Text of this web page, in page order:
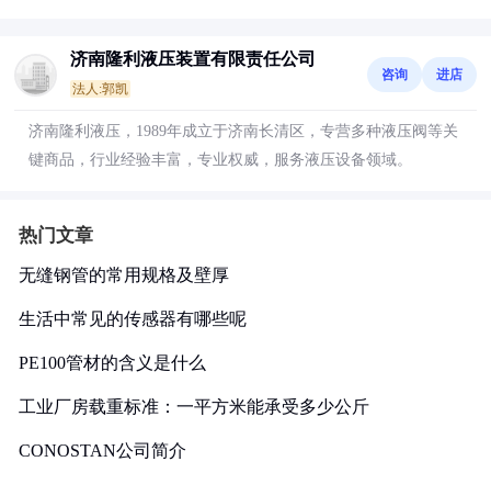
济南隆利液压装置有限责任公司
法人:郭凯
咨询 进店
济南隆利液压，1989年成立于济南长清区，专营多种液压阀等关
键商品，行业经验丰富，专业权威，服务液压设备领域。
热门文章
无缝钢管的常用规格及壁厚
生活中常见的传感器有哪些呢
PE100管材的含义是什么
工业厂房载重标准：一平方米能承受多少公斤
CONOSTAN公司简介